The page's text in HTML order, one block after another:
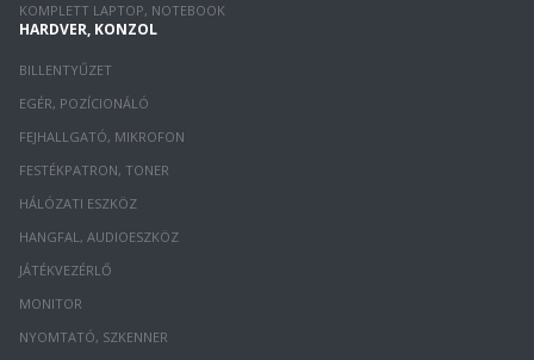
KOMPLETT LAPTOP, NOTEBOOK
HARDVER, KONZOL
BILLENTYŰZET
EGÉR, POZÍCIONÁLÓ
FEJHALLGATÓ, MIKROFON
FESTÉKPATRON, TONER
HÁLÓZATI ESZKÖZ
HANGFAL, AUDIOESZKÖZ
JÁTÉKVEZÉRLŐ
MONITOR
NYOMTATÓ, SZKENNER